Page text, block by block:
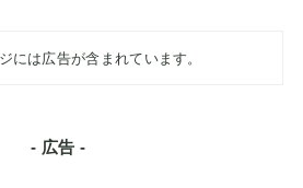
には広告が含まれています。
- 広告 -